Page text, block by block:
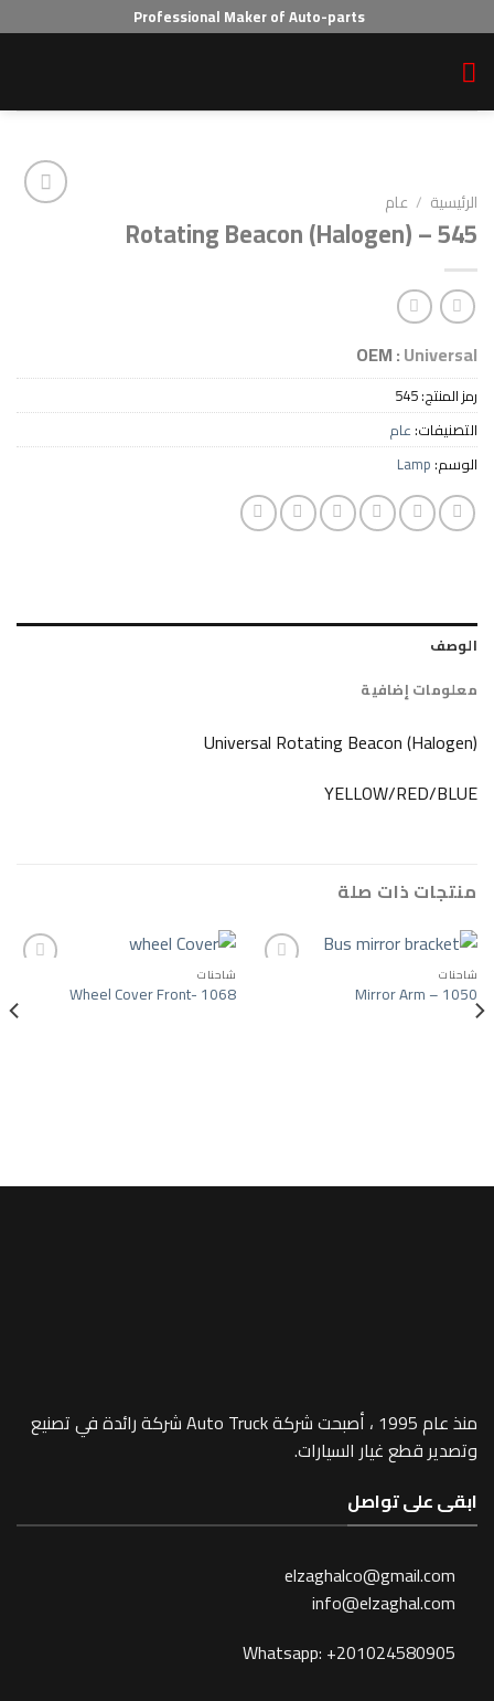
Professional Maker of Auto-parts
عام
Rotating Beacon
OEM :
Universal Rotating
YELLOW/
صلة
Mirror
to wishlist Wheel Cover Front- 1068
منذ عام 1995 ، أصبحت شركة Auto Truck شركة رائدة في تصنيع
غيار السيارات.
تواصل
Whatsapp: